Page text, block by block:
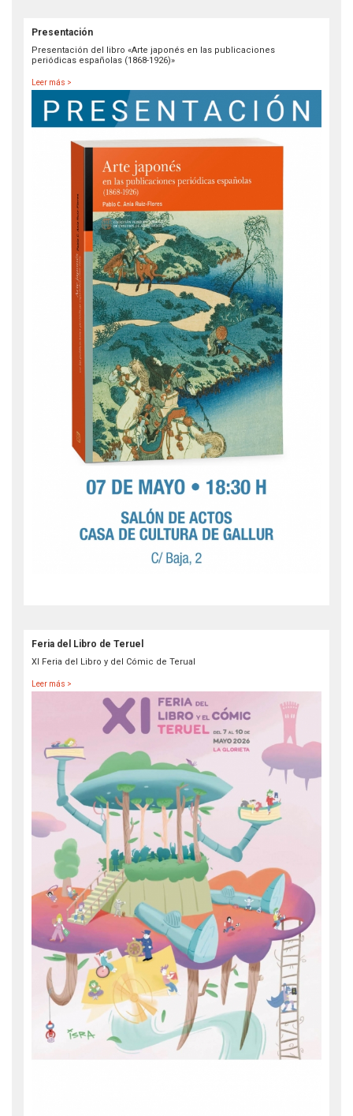
Presentación
Presentación del libro «Arte japonés en las publicaciones
periódicas españolas (1868-1926)»
Leer más >
Feria del Libro de Teruel
XI Feria del Libro y del Cómic de Terual
Leer más >